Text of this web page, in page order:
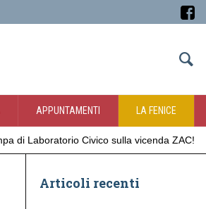
APPUNTAMENTI LA FENICE
di Laboratorio Civico sulla vicenda ZAC!
Articoli recenti